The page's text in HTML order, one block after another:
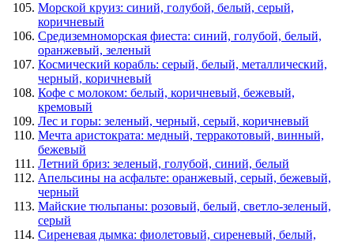
Морской круиз: синий, голубой, белый, серый,
коричневый
Средиземноморская фиеста: синий, голубой, белый,
оранжевый, зеленый
Космический корабль: серый, белый, металлический,
черный, коричневый
Кофе с молоком: белый, коричневый, бежевый,
кремовый
Лес и горы: зеленый, черный, серый, коричневый
Мечта аристократа: медный, терракотовый, винный,
бежевый
Летний бриз: зеленый, голубой, синий, белый
Апельсины на асфальте: оранжевый, серый, бежевый,
черный
Майские тюльпаны: розовый, белый, светло-зеленый,
серый
Сиреневая дымка: фиолетовый, сиреневый, белый,